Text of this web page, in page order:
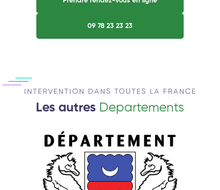
09 78 23 23 23
INTERVENTION DANS TOUTES LA FRANCE
Les autres Departements